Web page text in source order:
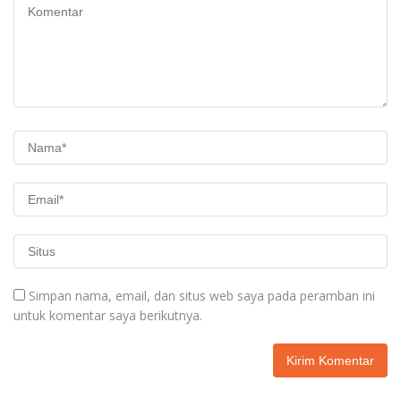
Simpan nama, email, dan situs web saya pada peramban ini
untuk komentar saya berikutnya.